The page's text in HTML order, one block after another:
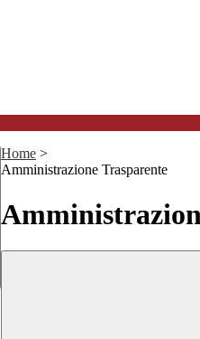
Home >
Amministrazione Trasparente